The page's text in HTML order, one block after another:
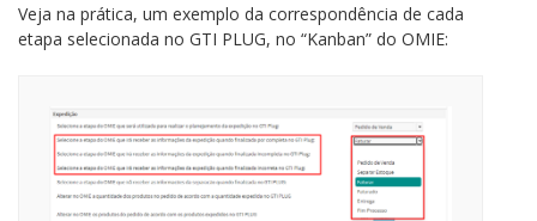
Veja na prática, um exemplo da correspondência de cada
etapa selecionada no GTI PLUG, no “Kanban” do OMIE: